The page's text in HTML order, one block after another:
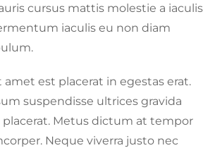
cursus mattis molestie a iaculis
iaculis eu non diam
amet est placerat in egestas erat.
suspendisse ultrices gravida
Metus dictum at tempor
Neque viverra justo nec